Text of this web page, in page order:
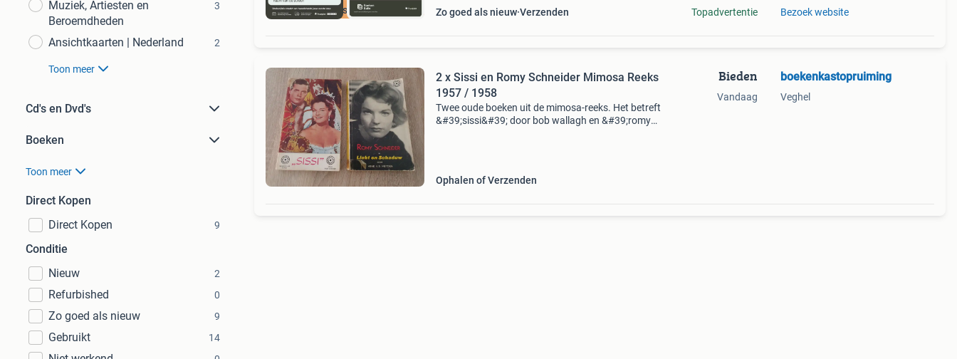
Muziek, Artiesten en
Beroemdheden
3
Ansichtkaarten | Nederland 2
Toon meer
Cd's en Dvd's
Boeken
Toon meer
Direct Kopen
Direct Kopen
9
Conditie
Nieuw
2
Refurbished 0
Zo goed als nieuw 9
Gebruikt 14
Scherpste prijs Zo goed als nieuw Verzenden Topadvertentie Bezoek website
2 x Sissi en Romy Schneider Mimosa Reeks
1957 / 1958
Twee oude boeken uit de mimosa-reeks. Het betreft
&#39;sissi&#39; door bob wallagh en &#39;romy
Ophalen of Verzenden
Bieden
Vandaag
boekenkastopruiming
Veghel